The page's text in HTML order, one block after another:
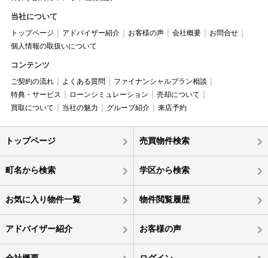
当社について
トップページ アドバイザー紹介 お客様の声 会社概要
お問合せ
個人情報の取扱いについて
コンテンツ
ご契約の流れ よくある質問
ファイナンシャルプラン相談
特典・サービス
ローンシミュレーション
売却について
買取について
当社の魅力 グループ紹介 来店予約
トップページ 売買物件検索
町名から検索 学区から検索
お気に入り物件一覧 物件閲覧履歴
アドバイザー紹介 お客様の声